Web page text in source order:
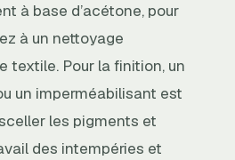
à base d’acétone, pour
à un nettoyage
textile. Pour la finition, un
un imperméabilisant est
les pigments et
des intempéries et